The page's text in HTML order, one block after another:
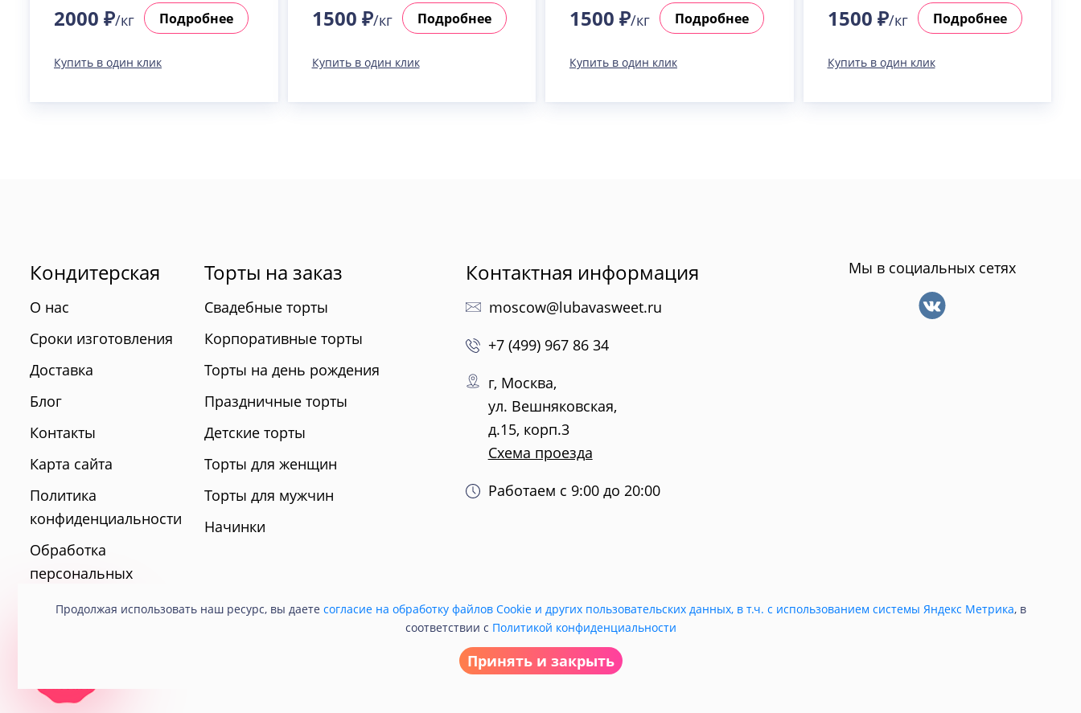
2000 ₽/кг Подробнее
Купить в один клик
1500 ₽/кг Подробнее
Купить в один клик
1500 ₽/кг Подробнее
Купить в один клик
1500 ₽/кг Подробнее
Купить в один клик
Кондитерская
О нас
Сроки изготовления
Доставка
Блог
Контакты
Карта сайта
Политика
конфиденциальности
Обработка
персональных
Торты на заказ
Свадебные торты
Корпоративные торты
Торты на день рождения
Праздничные торты
Детские торты
Торты для женщин
Торты для мужчин
Начинки
Контактная информация
moscow@lubavasweet.ru
+7 (499) 967 86 34
г, Москва,
ул. Вешняковская,
д.15, корп.3
Схема проезда
Работаем с 9:00 до 20:00
Мы в социальных сетях
Продолжая использовать наш ресурс, вы даете согласие на обработку файлов Cookie и других пользовательских данных, в т.ч. с использованием системы Яндекс Метрика, в
соответствии с Политикой конфиденциальности
Принять и закрыть